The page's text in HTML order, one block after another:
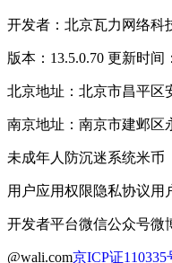
开发者：北京瓦力网络科
版本：13.5.0.70 更新时间
北京地址：北京市昌平区
南京地址：南京市建邺区
未成年人防沉迷系统米币
用户应用权限隐私协议用
开发者平台微信公众号微
@wali.com京ICP证110335